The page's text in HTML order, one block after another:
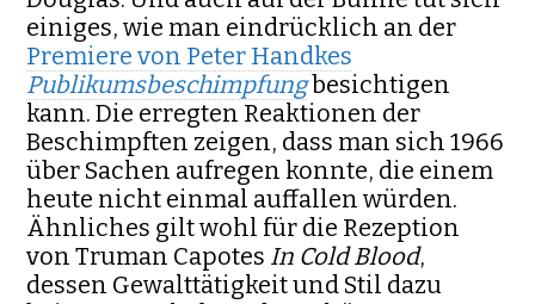
einiges, wie man eindrücklich an der
Premiere von Peter Handkes
Publikumsbeschimpfungbesichtigen
kann. Die erregten Reaktionen der
Beschimpften zeigen, dass man sich 1966
über Sachen aufregen konnte, die einem
heute nicht einmal auffallen würden.
Ähnliches gilt wohl für die Rezeption
von Truman Capotes In Cold Blood,
dessen Gewalttätigkeit und Stil dazu